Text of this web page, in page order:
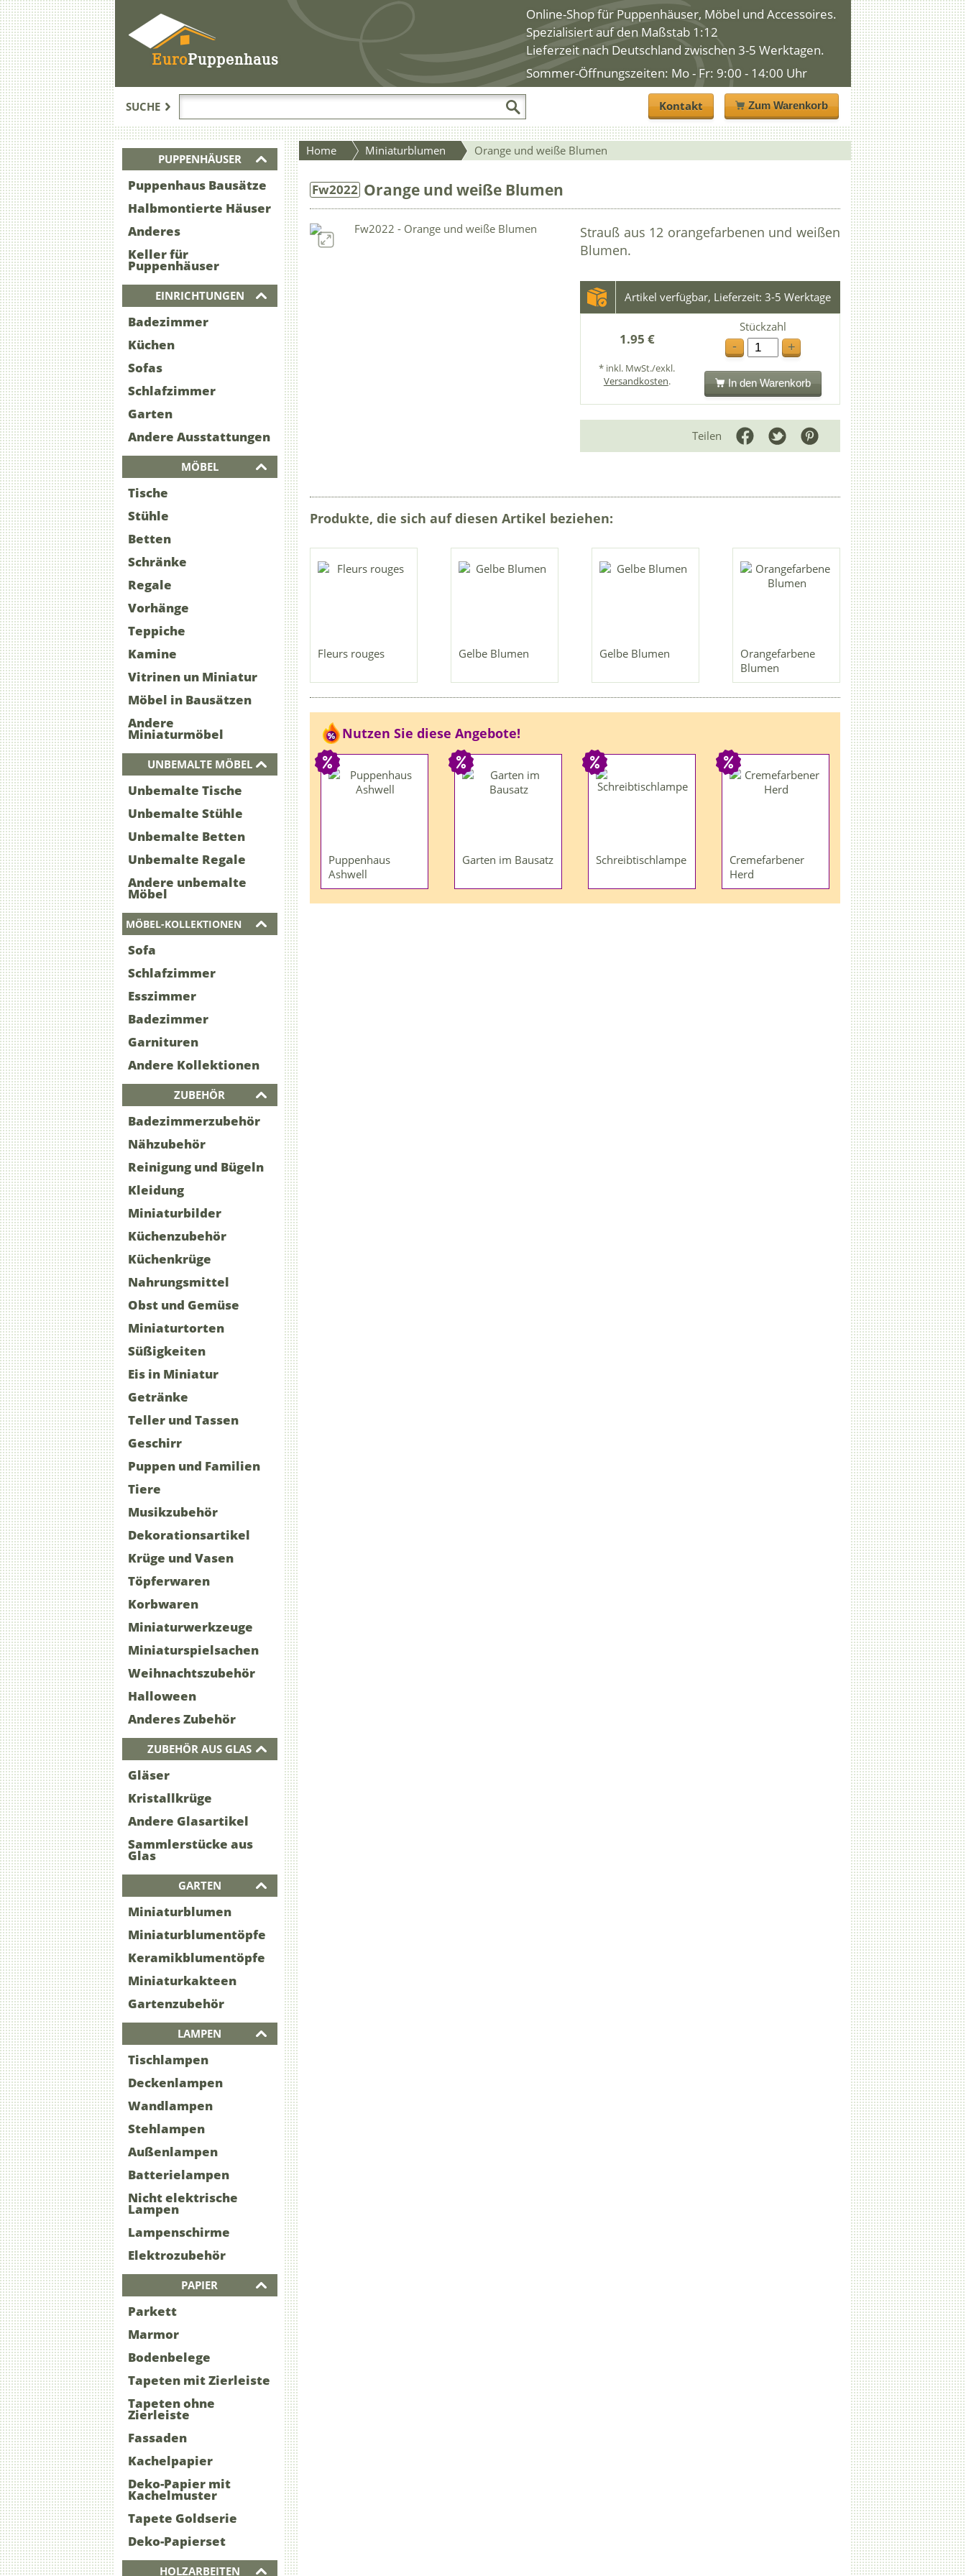
EuroPuppenhaus
Online-Shop für Puppenhäuser, Möbel und Accessoires.
Spezialisiert auf den Maßstab 1:12
Lieferzeit nach Deutschland zwischen 3-5 Werktagen.
Sommer-Öffnungszeiten: Mo - Fr: 9:00 - 14:00 Uhr
SUCHE Kontakt Zum Warenkorb
PUPPENHÄUSER
Puppenhaus Bausätze
Halbmontierte Häuser
Anderes
Keller für
Puppenhäuser
EINRICHTUNGEN
Badezimmer
Küchen
Sofas
Schlafzimmer
Garten
Andere Ausstattungen
MÖBEL
Tische
Stühle
Betten
Schränke
Regale
Vorhänge
Teppiche
Kamine
Vitrinen un Miniatur
Möbel in Bausätzen
Andere
Miniaturmöbel
UNBEMALTE MÖBEL
Unbemalte Tische
Unbemalte Stühle
Unbemalte Betten
Unbemalte Regale
Andere unbemalte
Möbel
MÖBEL-KOLLEKTIONEN
Sofa
Schlafzimmer
Esszimmer
Badezimmer
Garnituren
Andere Kollektionen
ZUBEHÖR
Badezimmerzubehör
Nähzubehör
Reinigung und Bügeln
Kleidung
Miniaturbilder
Küchenzubehör
Küchenkrüge
Nahrungsmittel
Obst und Gemüse
Miniaturtorten
Süßigkeiten
Eis in Miniatur
Getränke
Teller und Tassen
Geschirr
Puppen und Familien
Tiere
Musikzubehör
Dekorationsartikel
Krüge und Vasen
Töpferwaren
Korbwaren
Miniaturwerkzeuge
Miniaturspielsachen
Weihnachtszubehör
Halloween
Anderes Zubehör
ZUBEHÖR AUS GLAS
Gläser
Kristallkrüge
Andere Glasartikel
Sammlerstücke aus
Glas
GARTEN
Miniaturblumen
Miniaturblumentöpfe
Keramikblumentöpfe
Miniaturkakteen
Gartenzubehör
LAMPEN
Tischlampen
Deckenlampen
Wandlampen
Stehlampen
Außenlampen
Batterielampen
Nicht elektrische
Lampen
Lampenschirme
Elektrozubehör
PAPIER
Parkett
Marmor
Bodenbelege
Tapeten mit Zierleiste
Tapeten ohne
Zierleiste
Fassaden
Kachelpapier
Deko-Papier mit
Kachelmuster
Tapete Goldserie
Deko-Papierset
HOLZARBEITEN
Home Miniaturblumen Orange und weiße Blumen
Fw2022 Orange und weiße Blumen
Strauß aus 12 orangefarbenen und weißen
Blumen.
Artikel verfügbar, Lieferzeit: 3-5 Werktage
1.95 €
* inkl. MwSt./exkl.
Versandkosten.
Stückzahl
-
+
In den Warenkorb
Teilen
Produkte, die sich auf diesen Artikel beziehen:
Fleurs rouges Gelbe Blumen Gelbe Blumen
Orangefarbene
Blumen
Nutzen Sie diese Angebote!
Puppenhaus
Ashwell
Garten im Bausatz Schreibtischlampe
Cremefarbener
Herd